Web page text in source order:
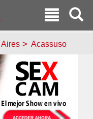
Aires Acassuso